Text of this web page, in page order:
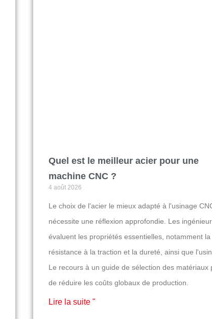
Quel est le meilleur acier pour une
machine CNC ?
4 août 2026
Le choix de l'acier le mieux adapté à l'usinage
nécessite une réflexion approfondie. Les
évaluent les propriétés essentielles, notamment la
résistance à la traction et la dureté, ainsi que
Le recours à un guide de sélection des matériaux
de réduire les coûts globaux de production.
Lire la suite "